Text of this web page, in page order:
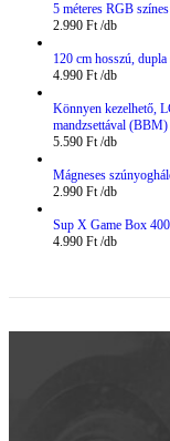
5 méteres RGB
2.990 Ft
120 cm hosszú,
4.990 Ft
Könnyen kezelhető,
mandzsettával (BBM)
5.590 Ft
Mágneses
2.990 Ft
Sup X Game Box
4.990 Ft